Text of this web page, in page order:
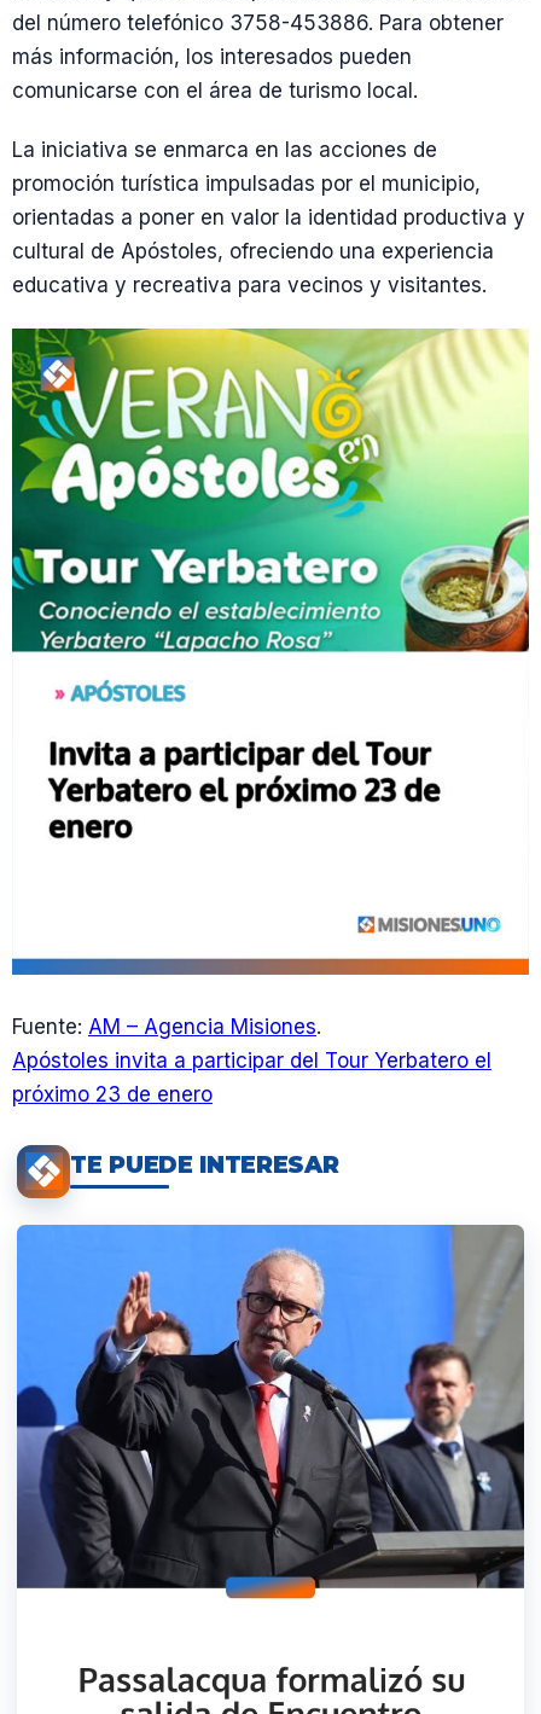
del número telefónico 3758-453886. Para obtener
más información, los interesados pueden
comunicarse con el área de turismo local.
La iniciativa se enmarca en las acciones de
promoción turística impulsadas por el municipio,
orientadas a poner en valor la identidad productiva y
cultural de Apóstoles, ofreciendo una experiencia
educativa y recreativa para vecinos y visitantes.
Fuente: AM – Agencia Misiones.
Apóstoles invita a participar del Tour Yerbatero el
próximo 23 de enero
TE PUEDE INTERESAR